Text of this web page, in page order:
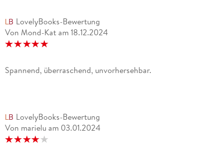
LovelyBooks-Bewertung
Von Mond-Kat am 18.12.2024
Spannend, überraschend, unvorhersehbar.
LovelyBooks-Bewertung
Von marielu am 03.01.2024